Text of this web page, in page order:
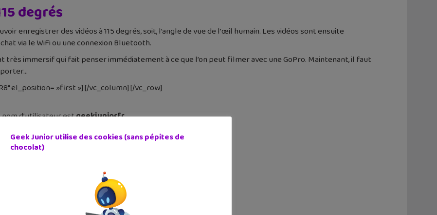
degrés
enregistrer des vidéos à 115 degrés, soit, l’angle de vue de l’œil humain. Les vidéos sont ensuite
via le WiFi ou une connexion Bluetooth.
très immersif qui fait penser immédiatement à ce que l’on peut filmer avec une GoPro. Maintenant, il faut
el_position= »first »] [/vc_column] [/vc_row]
nom d’utilisateur estgeekjuniorfr
Snapcode Geek Junior
Geek Junior utilise des cookies (sans pépites de
chocolat)